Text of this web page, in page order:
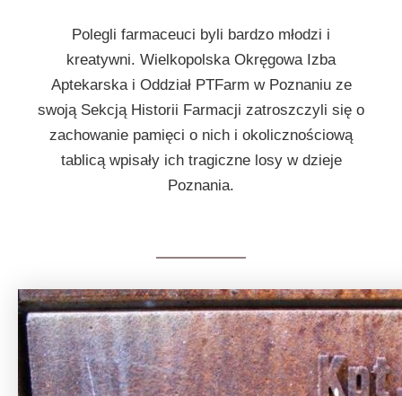
Polegli farmaceuci byli bardzo młodzi i
kreatywni. Wielkopolska Okręgowa Izba
Aptekarska i Oddział PTFarm w Poznaniu ze
swoją Sekcją Historii Farmacji zatroszczyli się o
zachowanie pamięci o nich i okolicznościową
tablicą wpisały ich tragiczne losy w dzieje
Poznania.